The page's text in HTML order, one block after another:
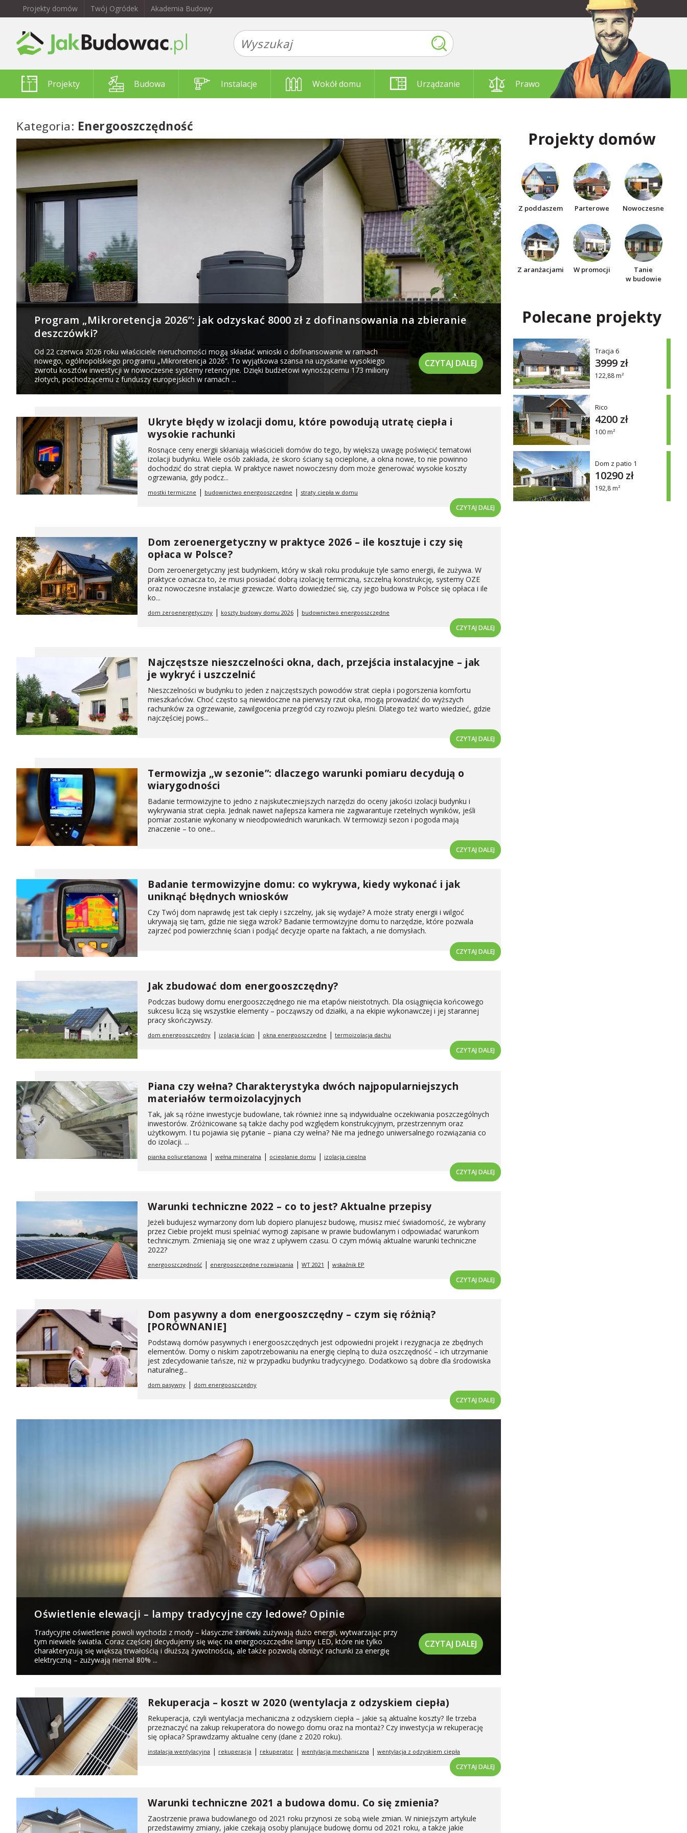
Projekty domów Twój Ogródek Akademia Budowy
Projekty Budowa Instalacje Wokół domu Urządzanie Prawo
Kategoria: Energooszczędność
Program „Mikroretencja 2026”: jak odzyskać 8000 zł z dofinansowania na zbieranie
deszczówki?
Od 22 czerwca 2026 roku właściciele nieruchomości mogą składać wnioski o dofinansowanie w ramach
nowego, ogólnopolskiego programu „Mikroretencja 2026”. To wyjątkowa szansa na uzyskanie wysokiego
zwrotu kosztów inwestycji w nowoczesne systemy retencyjne. Dzięki budżetowi wynoszącemu 173 miliony
złotych, pochodzącemu z funduszy europejskich w ramach ...
CZYTAJ DALEJ
Ukryte błędy w izolacji domu, które powodują utratę ciepła i
wysokie rachunki
Rosnące ceny energii skłaniają właścicieli domów do tego, by większą uwagę poświęcić tematowi
izolacji budynku. Wiele osób zakłada, że skoro ściany są ocieplone, a okna nowe, to nie powinno
dochodzić do strat ciepła. W praktyce nawet nowoczesny dom może generować wysokie koszty
ogrzewania, gdy podcz...
mostki termiczne | budownictwo energooszczędne | straty ciepła w domu
CZYTAJ DALEJ
Dom zeroenergetyczny w praktyce 2026 – ile kosztuje i czy się
opłaca w Polsce?
Dom zeroenergetyczny jest budynkiem, który w skali roku produkuje tyle samo energii, ile zużywa. W
praktyce oznacza to, że musi posiadać dobrą izolację termiczną, szczelną konstrukcję, systemy OZE
oraz nowoczesne instalacje grzewcze. Warto dowiedzieć się, czy jego budowa w Polsce się opłaca i ile
ko...
dom zeroenergetyczny | koszty budowy domu 2026 | budownictwo energooszczędne
CZYTAJ DALEJ
Najczęstsze nieszczelności okna, dach, przejścia instalacyjne – jak
je wykryć i uszczelnić
Nieszczelności w budynku to jeden z najczęstszych powodów strat ciepła i pogorszenia komfortu
mieszkańców. Choć często są niewidoczne na pierwszy rzut oka, mogą prowadzić do wyższych
rachunków za ogrzewanie, zawilgocenia przegród czy rozwoju pleśni. Dlatego też warto wiedzieć, gdzie
najczęściej pows...
CZYTAJ DALEJ
Termowizja „w sezonie”: dlaczego warunki pomiaru decydują o
wiarygodności
Badanie termowizyjne to jedno z najskuteczniejszych narzędzi do oceny jakości izolacji budynku i
wykrywania strat ciepła. Jednak nawet najlepsza kamera nie zagwarantuje rzetelnych wyników, jeśli
pomiar zostanie wykonany w nieodpowiednich warunkach. W termowizji sezon i pogoda mają
znaczenie – to one...
CZYTAJ DALEJ
Badanie termowizyjne domu: co wykrywa, kiedy wykonać i jak
uniknąć błędnych wniosków
Czy Twój dom naprawdę jest tak ciepły i szczelny, jak się wydaje? A może straty energii i wilgoć
ukrywają się tam, gdzie nie sięga wzrok? Badanie termowizyjne domu to narzędzie, które pozwala
zajrzeć pod powierzchnię ścian i podjąć decyzje oparte na faktach, a nie domysłach.
CZYTAJ DALEJ
Jak zbudować dom energooszczędny?
Podczas budowy domu energooszczędnego nie ma etapów nieistotnych. Dla osiągnięcia końcowego
sukcesu liczą się wszystkie elementy – począwszy od działki, a na ekipie wykonawczej i jej starannej
pracy skończywszy.
dom energooszczędny | izolacja ścian | okna energooszczędne | termoizolacja dachu
CZYTAJ DALEJ
Piana czy wełna? Charakterystyka dwóch najpopularniejszych
materiałów termoizolacyjnych
Tak, jak są różne inwestycje budowlane, tak również inne są indywidualne oczekiwania poszczególnych
inwestorów. Zróżnicowane są także dachy pod względem konstrukcyjnym, przestrzennym oraz
użytkowym. I tu pojawia się pytanie – piana czy wełna? Nie ma jednego uniwersalnego rozwiązania co
do izolacji. ...
pianka poliuretanowa | wełna mineralna | ocieplanie domu | izolacja cieplna
CZYTAJ DALEJ
Warunki techniczne 2022 – co to jest? Aktualne przepisy
Jeżeli budujesz wymarzony dom lub dopiero planujesz budowę, musisz mieć świadomość, że wybrany
przez Ciebie projekt musi spełniać wymogi zapisane w prawie budowlanym i odpowiadać warunkom
technicznym. Zmieniają się one wraz z upływem czasu. O czym mówią aktualne warunki techniczne
2022?
energooszczędność | energooszczędne rozwiązania | WT 2021 | wskaźnik EP
CZYTAJ DALEJ
Dom pasywny a dom energooszczędny – czym się różnią?
[PORÓWNANIE]
Podstawą domów pasywnych i energooszczędnych jest odpowiedni projekt i rezygnacja ze zbędnych
elementów. Domy o niskim zapotrzebowaniu na energię cieplną to duża oszczędność – ich utrzymanie
jest zdecydowanie tańsze, niż w przypadku budynku tradycyjnego. Dodatkowo są dobre dla środowiska
naturalneg...
dom pasywny | dom energooszczędny
CZYTAJ DALEJ
Oświetlenie elewacji – lampy tradycyjne czy ledowe? Opinie
Tradycyjne oświetlenie powoli wychodzi z mody – klasyczne żarówki zużywają dużo energii, wytwarzając przy
tym niewiele światła. Coraz częściej decydujemy się więc na energooszczędne lampy LED, które nie tylko
charakteryzują się większą trwałością i dłuższą żywotnością, ale także pozwolą obniżyć rachunki za energię
elektryczną – zużywają niemal 80% ...
CZYTAJ DALEJ
Rekuperacja – koszt w 2020 (wentylacja z odzyskiem ciepła)
Rekuperacja, czyli wentylacja mechaniczna z odzyskiem ciepła – jakie są aktualne koszty? Ile trzeba
przeznaczyć na zakup rekuperatora do nowego domu oraz na montaż? Czy inwestycja w rekuperację
się opłaca? Sprawdzamy aktualne ceny (dane z 2020 roku).
instalacja wentylacyjna | rekuperacja | rekuperator | wentylacja mechaniczna | wentylacja z odzyskiem ciepła
CZYTAJ DALEJ
Warunki techniczne 2021 a budowa domu. Co się zmienia?
Zaostrzenie prawa budowlanego od 2021 roku przynosi ze sobą wiele zmian. W niniejszym artykule
przedstawimy zmiany, jakie czekają osoby planujące budowę domu od 2021 roku, a także jakie
Projekty domów
Z poddaszem Parterowe Nowoczesne
Z aranżacjami W promocji
Tanie
w budowie
Polecane projekty
Tracja 6
122,88 m²
3999 zł
Rico
100 m²
4200 zł
Dom z patio 1
192,8 m²
10290 zł